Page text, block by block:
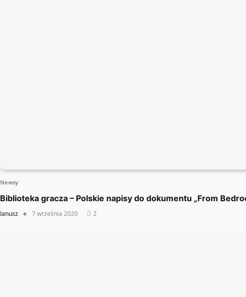
Newsy
Biblioteka gracza – Polskie napisy do dokumentu „From
Janusz 7 września 2020 2